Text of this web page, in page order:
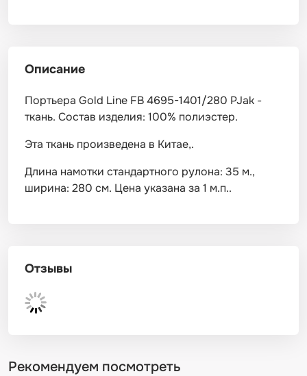
Описание
Портьера Gold Line FB 4695-1401/280 PJak -
ткань. Состав изделия: 100% полиэстер.
Эта ткань произведена в Китае,.
Длина намотки стандартного рулона: 35 м.,
ширина: 280 см. Цена указана за 1 м.п..
Отзывы
Рекомендуем посмотреть